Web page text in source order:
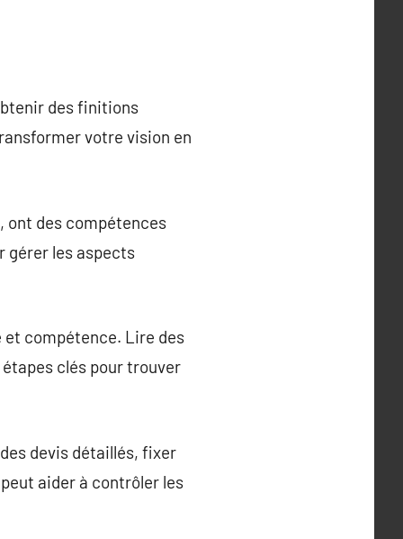
des finitions
votre vision en
ont des compétences
gérer les aspects
compétence. Lire des
clés pour trouver
devis détaillés, fixer
aider à contrôler les